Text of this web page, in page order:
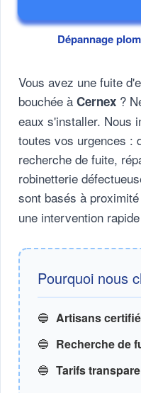
Dépannage
Vous avez une fuite
bouchée à Cernex ?
eaux s'installer. Nous
toutes vos urgences :
recherche de fuite,
robinetterie
sont basés à
une intervention
Pourquoi nous
🔵 Artisans
🔵 Recherche de
🔵 Tarifs